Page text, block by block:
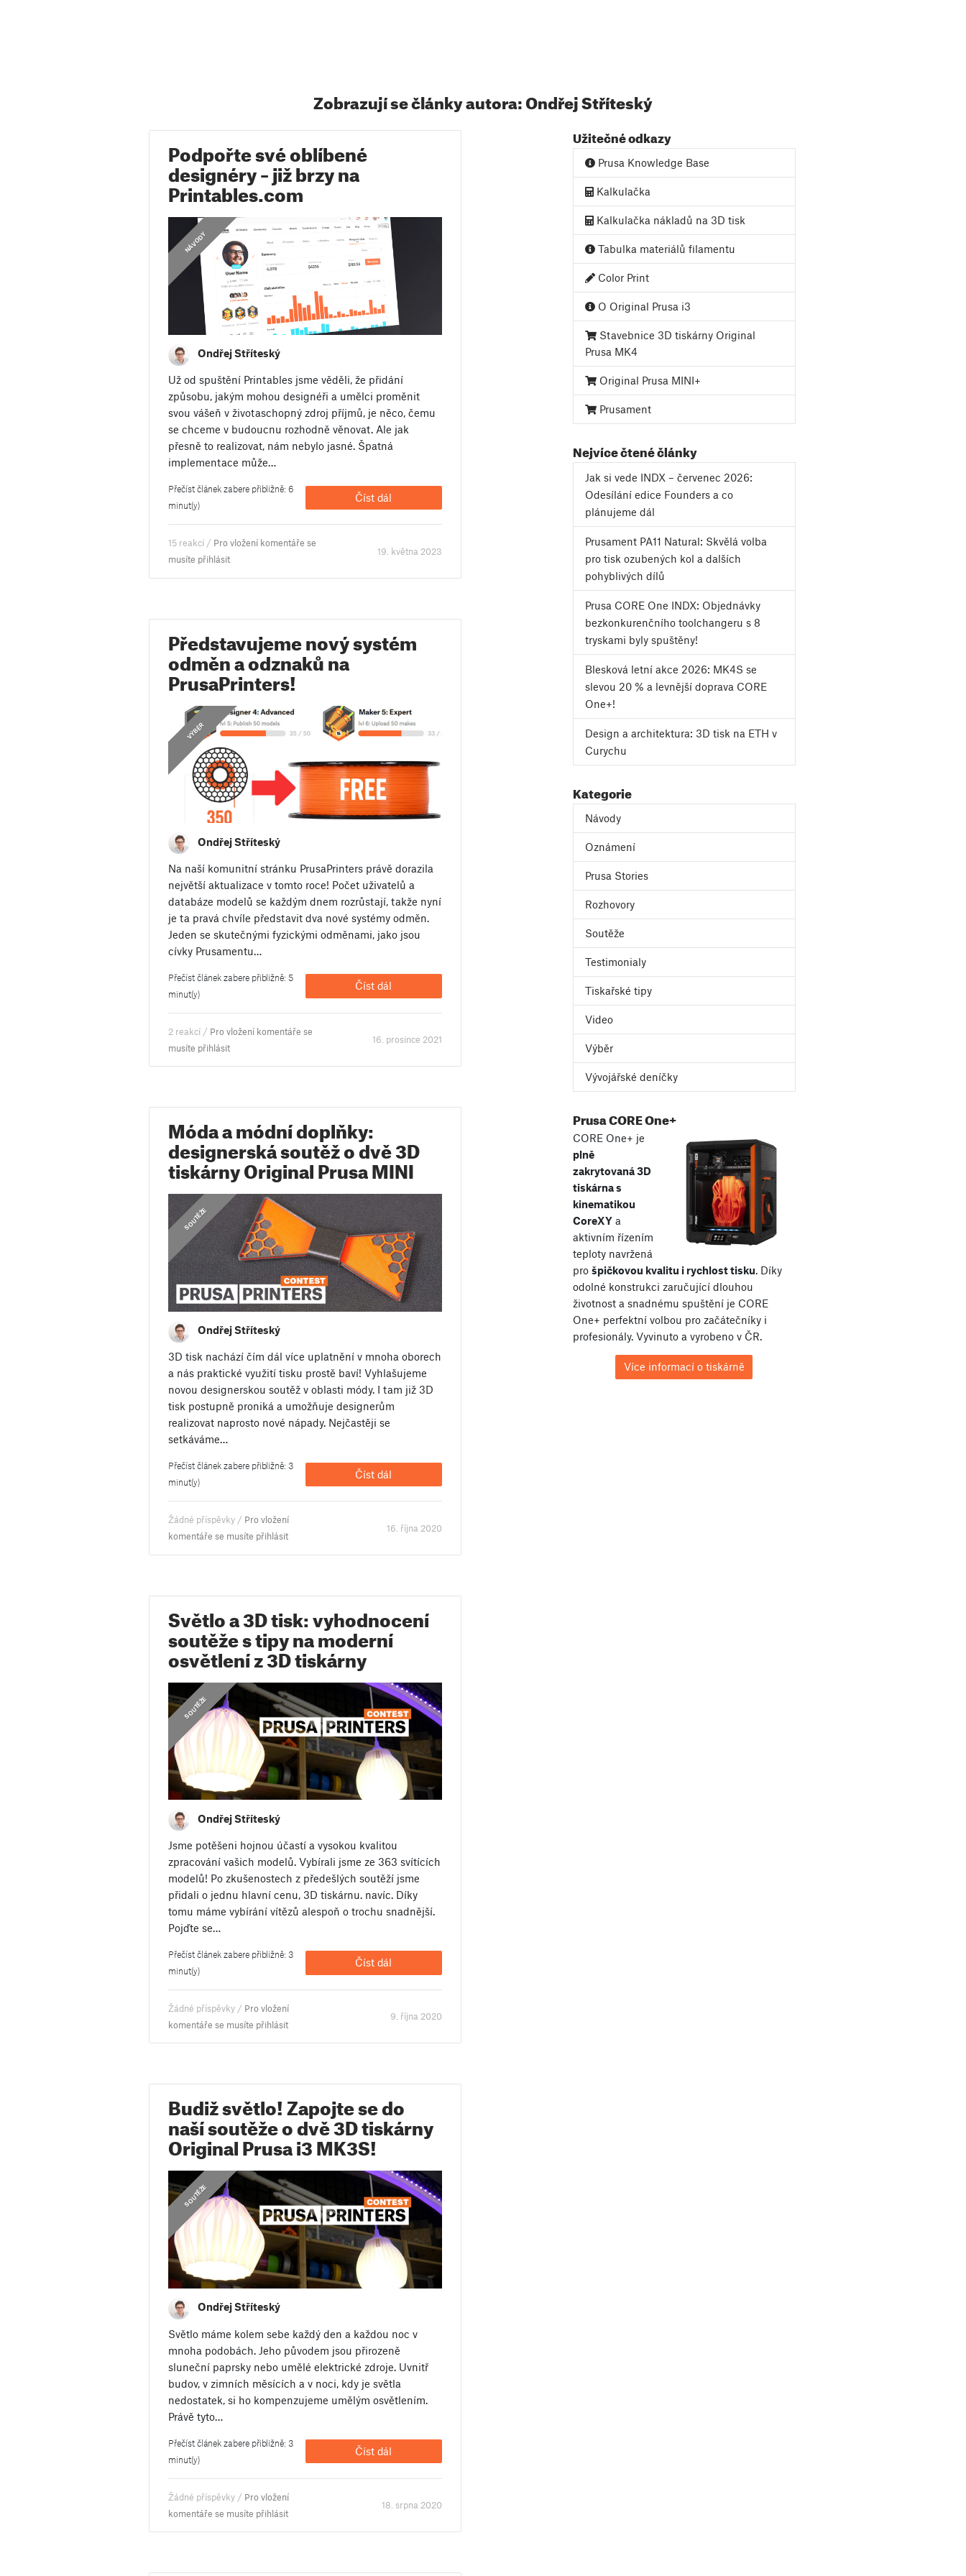
Zobrazují se články autora: Ondřej Stříteský
Podpořte své oblíbené
designéry – již brzy na
Printables.com
NÁVODY
Ondřej Stříteský
Už od spuštění Printables jsme věděli, že přidání
způsobu, jakým mohou designéři a umělci proměnit
svou vášeň v životaschopný zdroj příjmů, je něco, čemu
se chceme v budoucnu rozhodně věnovat. Ale jak
přesně to realizovat, nám nebylo jasné. Špatná
implementace může…
Přečíst článek zabere přibližně: 6
minut(y)
Číst dál
15 reakcí / Pro vložení komentáře se
musíte přihlásit
19. května 2023
Představujeme nový systém
odměn a odznaků na
PrusaPrinters!
OZNÁMENÍ
VÝBĚR
Ondřej Stříteský
Na naší komunitní stránku PrusaPrinters právě dorazila
největší aktualizace v tomto roce! Počet uživatelů a
databáze modelů se každým dnem rozrůstají, takže nyní
je ta pravá chvíle představit dva nové systémy odměn.
Jeden se skutečnými fyzickými odměnami, jako jsou
cívky Prusamentu…
Přečíst článek zabere přibližně: 5
minut(y)
Číst dál
2 reakcí / Pro vložení komentáře se
musíte přihlásit
16. prosince 2021
Móda a módní doplňky:
designerská soutěž o dvě 3D
tiskárny Original Prusa MINI
SOUTĚŽE
Ondřej Stříteský
3D tisk nachází čím dál více uplatnění v mnoha oborech
a nás praktické využití tisku prostě baví! Vyhlašujeme
novou designerskou soutěž v oblasti módy. I tam již 3D
tisk postupně proniká a umožňuje designerům
realizovat naprosto nové nápady. Nejčastěji se
setkáváme…
Přečíst článek zabere přibližně: 3
minut(y)
Číst dál
Žádné příspěvky / Pro vložení
komentáře se musíte přihlásit
16. října 2020
Světlo a 3D tisk: vyhodnocení
soutěže s tipy na moderní
osvětlení z 3D tiskárny
SOUTĚŽE
Ondřej Stříteský
Jsme potěšeni hojnou účastí a vysokou kvalitou
zpracování vašich modelů. Vybírali jsme ze 363 svítících
modelů! Po zkušenostech z předešlých soutěží jsme
přidali o jednu hlavní cenu, 3D tiskárnu. navíc. Díky
tomu máme vybírání vítězů alespoň o trochu snadnější.
Pojďte se…
Přečíst článek zabere přibližně: 3
minut(y)
Číst dál
Žádné příspěvky / Pro vložení
komentáře se musíte přihlásit
9. října 2020
Budiž světlo! Zapojte se do
naší soutěže o dvě 3D tiskárny
Original Prusa i3 MK3S!
SOUTĚŽE
Ondřej Stříteský
Světlo máme kolem sebe každý den a každou noc v
mnoha podobách. Jeho původem jsou přirozeně
sluneční paprsky nebo umělé elektrické zdroje. Uvnitř
budov, v zimních měsících a v noci, kdy je světla
nedostatek, si ho kompenzujeme umělým osvětlením.
Právě tyto…
Přečíst článek zabere přibližně: 3
minut(y)
Číst dál
Žádné příspěvky / Pro vložení
komentáře se musíte přihlásit
18. srpna 2020
Užitečné odkazy
Prusa Knowledge Base
Kalkulačka
Kalkulačka nákladů na 3D tisk
Tabulka materiálů filamentu
Color Print
O Original Prusa i3
Stavebnice 3D tiskárny Original
Prusa MK4
Original Prusa MINI+
Prusament
Nejvíce čtené články
Jak si vede INDX – červenec 2026:
Odesílání edice Founders a co
plánujeme dál
Prusament PA11 Natural: Skvělá volba
pro tisk ozubených kol a dalších
pohyblivých dílů
Prusa CORE One INDX: Objednávky
bezkonkurenčního toolchangeru s 8
tryskami byly spuštěny!
Blesková letní akce 2026: MK4S se
slevou 20 % a levnější doprava CORE
One+!
Design a architektura: 3D tisk na ETH v
Curychu
Kategorie
Návody
Oznámení
Prusa Stories
Rozhovory
Soutěže
Testimonialy
Tiskařské tipy
Video
Výběr
Vývojářské deníčky
Prusa CORE One+
CORE One+ je
plně
zakrytovaná 3D
tiskárna s
kinematikou
CoreXYa
aktivním řízením
teploty navržená
pro špičkovou kvalitu i rychlost tisku. Díky
odolné konstrukci zaručující dlouhou
životnost a snadnému spuštění je CORE
One+ perfektní volbou pro začátečníky i
profesionály. Vyvinuto a vyrobeno v ČR.
Více informací o tiskárně